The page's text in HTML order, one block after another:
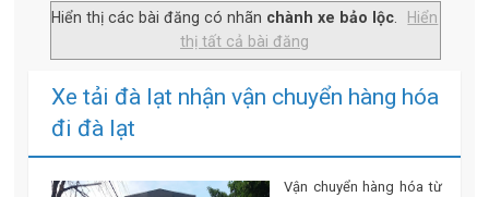
Hiển thị các bài đăng có nhãn chành xe bảo lộc.
Hiển
thị tất cả bài đăng
Xe tải đà lạt nhận vận chuyển hàng hóa
đi đà lạt
Vận chuyển hàng hóa từ